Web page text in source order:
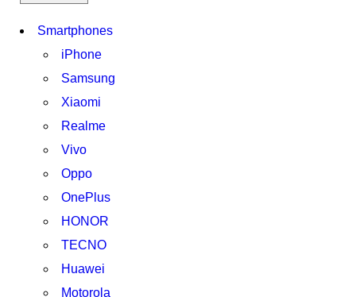
Smartphones
iPhone
Samsung
Xiaomi
Realme
Vivo
Oppo
OnePlus
HONOR
TECNO
Huawei
Motorola